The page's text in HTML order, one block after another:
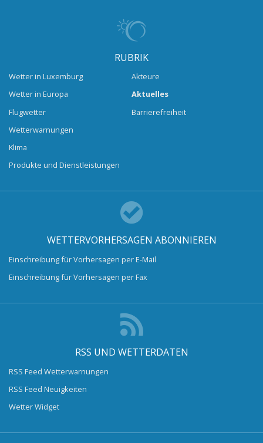
RUBRIK
Wetter in Luxemburg
Wetter in Europa
Flugwetter
Wetterwarnungen
Klima
Produkte und Dienstleistungen
Akteure
Aktuelles
Barrierefreiheit
WETTERVORHERSAGEN ABONNIEREN
Einschreibung für Vorhersagen per E-Mail
Einschreibung für Vorhersagen per Fax
RSS UND WETTERDATEN
RSS Feed Wetterwarnungen
RSS Feed Neuigkeiten
Wetter Widget